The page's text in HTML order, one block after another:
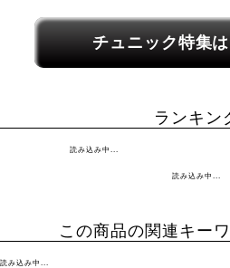
関連カテゴリーへのリンク
チュニック特集
ランキン
読み込み中...
読み込み中...
この商品の関連キー
読み込み中...